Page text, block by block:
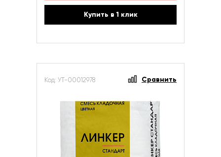
Купить в 1 клик
Код: УТ-00012978 Сравнить